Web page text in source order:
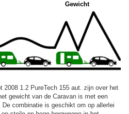
Gewicht
2008 1.2 PureTech 155 aut. zijn over het
gewicht van de Caravan is met een
combinatie is geschikt om op allerlei